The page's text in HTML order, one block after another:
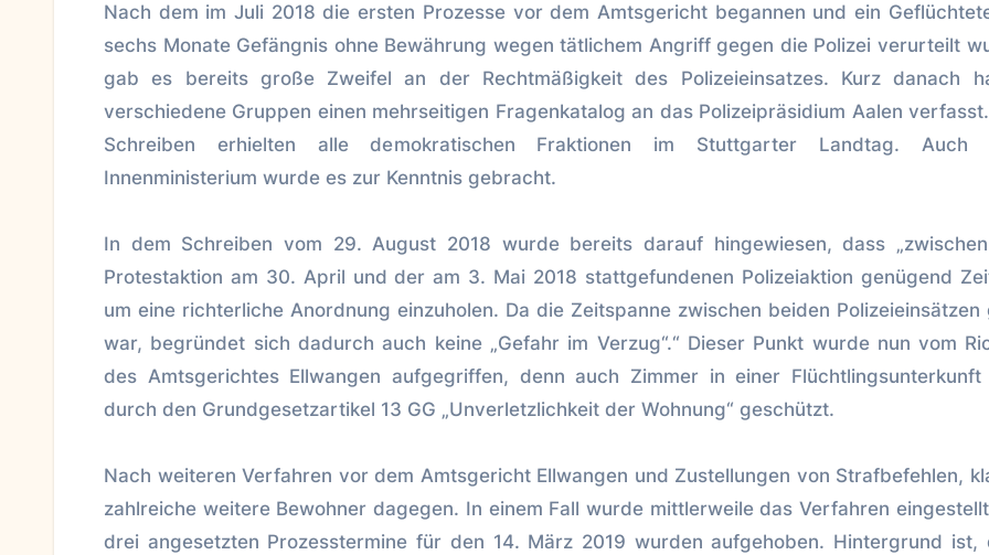
Nach dem im Juli 2018 die ersten Prozesse vor dem Amtsgericht begannen und ein
sechs Monate Gefängnis ohne Bewährung wegen tätlichem Angriff gegen die Polizei verurteilt
gab es bereits große Zweifel an der Rechtmäßigkeit des Polizeieinsatzes. Kurz danach
verschiedene Gruppen einen mehrseitigen Fragenkatalog an das Polizeipräsidium Aalen
Schreiben erhielten alle demokratischen Fraktionen im Stuttgarter Landtag. Auch
Innenministerium wurde es zur Kenntnis gebracht.
In dem Schreiben vom 29. August 2018 wurde bereits darauf hingewiesen, dass
Protestaktion am 30. April und der am 3. Mai 2018 stattgefundenen Polizeiaktion genügend
um eine richterliche Anordnung einzuholen. Da die Zeitspanne zwischen beiden Polizeieinsätzen
war, begründet sich dadurch auch keine „Gefahr im Verzug“.“ Dieser Punkt wurde nun vom
des Amtsgerichtes Ellwangen aufgegriffen, denn auch Zimmer in einer Flüchtlingsunterkunft
durch den Grundgesetzartikel 13 GG „Unverletzlichkeit der Wohnung“ geschützt.
Nach weiteren Verfahren vor dem Amtsgericht Ellwangen und Zustellungen von Strafbefehlen,
zahlreiche weitere Bewohner dagegen. In einem Fall wurde mittlerweile das Verfahren
drei angesetzten Prozesstermine für den 14. März 2019 wurden aufgehoben. Hintergrund ist,